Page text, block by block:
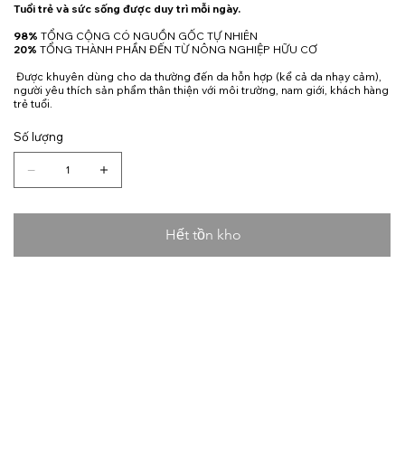
Tuổi trẻ và sức sống được duy trì mỗi ngày.
98% TỔNG CỘNG CÓ NGUỒN GỐC TỰ NHIÊN
20% TỔNG THÀNH PHẦN ĐẾN TỪ NÔNG NGHIỆP HỮU CƠ
Được khuyên dùng cho da thường đến da hỗn hợp (kể cả da nhạy cảm),
người yêu thích sản phẩm thân thiện với môi trường, nam giới, khách hàng
trẻ tuổi.
Số lượng
Hết tồn kho